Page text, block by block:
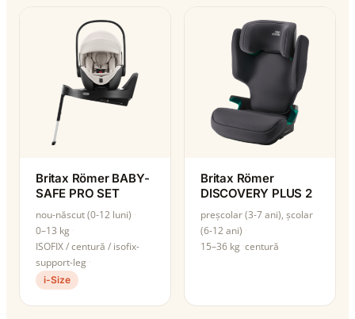
Britax Römer BABY-
SAFE PRO SET
nou-născut (0-12 luni)
0–13 kg
ISOFIX / centură / isofix-
support-leg
i-Size
Britax Römer
DISCOVERY PLUS 2
preșcolar (3-7 ani), școlar
(6-12 ani)
15–36 kg centură